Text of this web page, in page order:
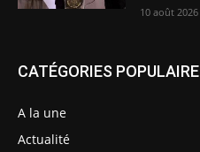
10 août 2026
CATÉGORIES POPULAIRE
A la une
Actualité